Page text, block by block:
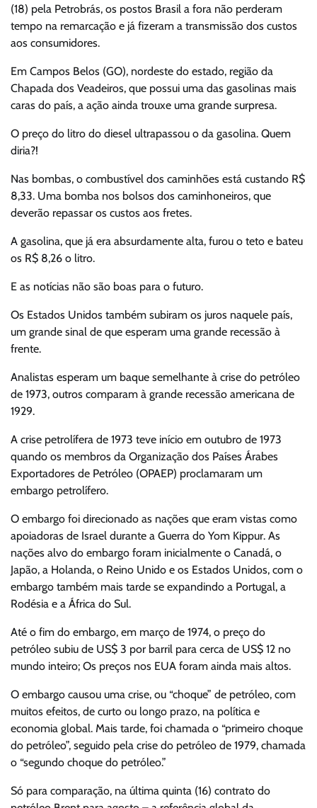
(18) pela Petrobrás, os postos Brasil a fora não perderam
tempo na remarcação e já fizeram a transmissão dos custos
aos consumidores.
Em Campos Belos (GO), nordeste do estado, região da
Chapada dos Veadeiros, que possui uma das gasolinas mais
caras do país, a ação ainda trouxe uma grande surpresa.
O preço do litro do diesel ultrapassou o da gasolina. Quem
diria?!
Nas bombas, o combustível dos caminhões está custando R$
8,33. Uma bomba nos bolsos dos caminhoneiros, que
deverão repassar os custos aos fretes.
A gasolina, que já era absurdamente alta, furou o teto e bateu
os R$ 8,26 o litro.
E as notícias não são boas para o futuro.
Os Estados Unidos também subiram os juros naquele país,
um grande sinal de que esperam uma grande recessão à
frente.
Analistas esperam um baque semelhante à crise do petróleo
de 1973, outros comparam à grande recessão americana de
1929.
A crise petrolífera de 1973 teve início em outubro de 1973
quando os membros da Organização dos Países Árabes
Exportadores de Petróleo (OPAEP) proclamaram um
embargo petrolífero.
O embargo foi direcionado as nações que eram vistas como
apoiadoras de Israel durante a Guerra do Yom Kippur. As
nações alvo do embargo foram inicialmente o Canadá, o
Japão, a Holanda, o Reino Unido e os Estados Unidos, com o
embargo também mais tarde se expandindo a Portugal, a
Rodésia e a África do Sul.
Até o fim do embargo, em março de 1974, o preço do
petróleo subiu de US$ 3 por barril para cerca de US$ 12 no
mundo inteiro; Os preços nos EUA foram ainda mais altos.
O embargo causou uma crise, ou “choque” de petróleo, com
muitos efeitos, de curto ou longo prazo, na política e
economia global. Mais tarde, foi chamada o “primeiro choque
do petróleo”, seguido pela crise do petróleo de 1979, chamada
o “segundo choque do petróleo.”
Só para comparação, na última quinta (16) contrato do